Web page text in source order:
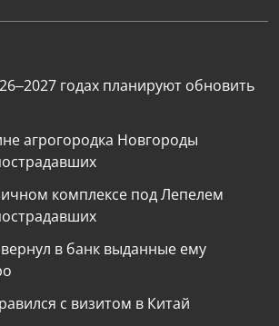
годах планируют обновить
агрогородка Новгороды
комплексе под Лепелем
в банк выданные ему
с визитом в Китай